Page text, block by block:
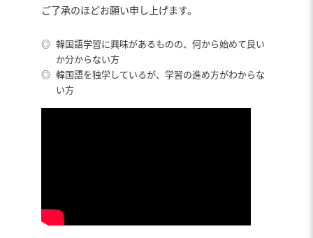
ご了承のほどお願い申し上げます。
◎ 韓国語学習に興味があるものの、何から始めて良い
か分からない方
◎ 韓国語を独学しているが、学習の進め方がわからな
い方